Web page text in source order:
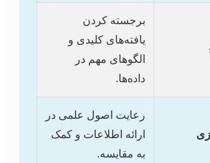
برجسته کردن
یافته‌های کلیدی و
الگوهای مهم در
داده‌ها.
رعایت اصول علمی در
ارائه اطلاعات و کمک
به مقایسه.